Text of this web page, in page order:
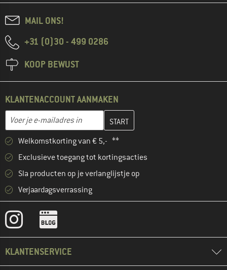
MAIL ONS!
+31 (0)30 - 499 0286
KOOP BEWUST
KLANTENACCOUNT AANMAKEN
E-mailadres
Vul je e-mailadres hier in en maak in de volgende stap je
Welkomstkorting van € 5,- **
Exclusieve toegang tot kortingsacties
Sla producten op je verlanglijstje op
Verjaardagsverrassing
KLANTENSERVICE